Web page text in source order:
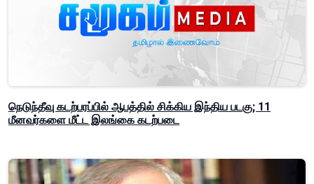
நெடுந்தீவு கடற்பரப்பில் ஆபத்தில் சிக்கிய இந்திய படகு; 11
மீனவர்களை மீட்ட இலங்கை கடற்படை